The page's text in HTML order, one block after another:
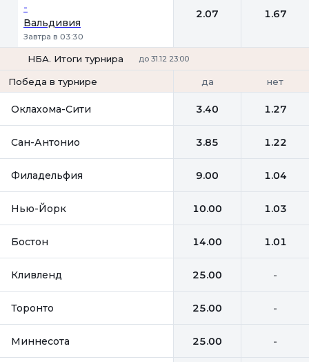
-
Вальдивия
Завтра в 03:30
2.07 1.67
НБА. Итоги турнира до 31.12 23:00
Победа в турнире да нет
Оклахома-Сити 3.40 1.27
Сан-Антонио 3.85 1.22
Филадельфия 9.00 1.04
Нью-Йорк 10.00 1.03
Бостон 14.00 1.01
Кливленд 25.00 -
Торонто 25.00 -
Миннесота 25.00 -